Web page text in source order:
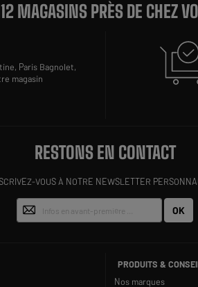
MAGASINS PRÈS DE CHEZ
Paris Bagnolet,
magasin
RESTONS EN CONTACT
VOUS À NOTRE NEWSLETTER
OK
PRODUITS &
Nos marques